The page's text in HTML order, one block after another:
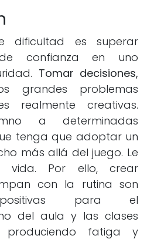
dificultad es superar
confianza en uno
Tomar decisiones,
grandes problemas
realmente creativas.
a determinadas
tenga que adoptar un
más allá del juego. Le
Por ello, crear
con la rutina son
positivas para el
del aula y las clases
produciendo fatiga y